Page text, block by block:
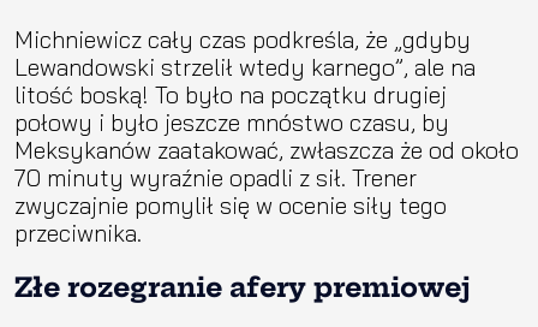
Michniewicz cały czas podkreśla, że „gdyby
Lewandowski strzelił wtedy karnego”, ale na
litość boską! To było na początku drugiej
połowy i było jeszcze mnóstwo czasu, by
Meksykanów zaatakować, zwłaszcza że od około
70 minuty wyraźnie opadli z sił. Trener
zwyczajnie pomylił się w ocenie siły tego
przeciwnika.
Złe rozegranie afery premiowej